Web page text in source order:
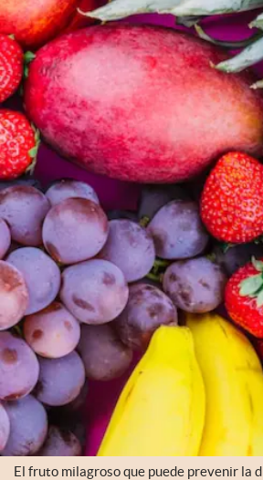
El fruto milagroso que puede prevenir la